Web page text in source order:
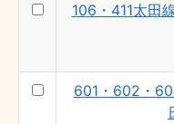
106・411太田
601・602・